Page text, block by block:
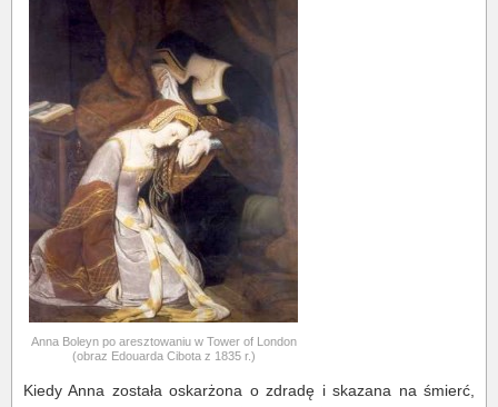
Anna Boleyn po aresztowaniu w Tower of London
(obraz Edouarda Cibota z 1835 r.)
Kiedy Anna została oskarżona o zdradę i skazana na śmierć,